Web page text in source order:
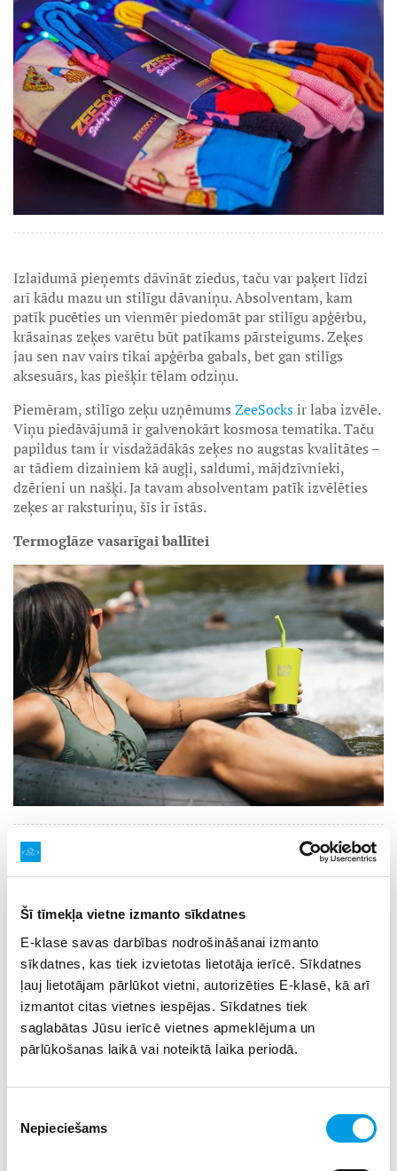
Šī tīmekļa vietne izmanto sīkdatnes
E-klase savas darbības nodrošināšanai izmanto
sīkdatnes, kas tiek izvietotas lietotāja ierīcē. Sīkdatnes
ļauj lietotājam pārlūkot vietni, autorizēties E-klasē, kā arī
izmantot citas vietnes iespējas. Sīkdatnes tiek
saglabātas Jūsu ierīcē vietnes apmeklējuma un
pārlūkošanas laikā vai noteiktā laika periodā.
izvēle
Nepieciešams
Izlaidumā pieņemts dāvināt ziedus, taču var paķert līdzi
arī kādu mazu un stilīgu dāvaniņu. Absolventam, kam
patīk pucēties un vienmēr piedomāt par stilīgu apģērbu,
krāsainas zeķes varētu būt patīkams pārsteigums. Zeķes
jau sen nav vairs tikai apģērba gabals, bet gan stilīgs
aksesuārs, kas piešķir tēlam odziņu.
Piemēram, stilīgo zeķu uzņēmums ZeeSocksir laba izvēle.
Viņu piedāvājumā ir galvenokārt kosmosa tematika. Taču
papildus tam ir visdažādākās zeķes no augstas kvalitātes –
ar tādiem dizainiem kā augļi, saldumi, mājdzīvnieki,
dzērieni un našķi. Ja tavam absolventam patīk izvēlēties
zeķes ar raksturiņu, šīs ir īstās.
Termoglāze vasarīgai ballītei
Pēc izlaiduma beidzot pienāks laiks kārtīgi pasvinēt un
dažu soļu attālumā, tad vispatīkamākās būs tās ballītes,
kas notiks dabā. Līdz ar to laba dāvana, kas būs noderīga
un arī stilīga, ir termoglāze ar salmiņu.
Ilgtspējīgas termoglāzes ir labs veids, kā ikdienā
parūpēties par dabas saudzēšanu. Turklāt no tām
padzerties ir daudz patīkamāk, jo dzēriens temperatūra
ilgstoši saglabāsies atspirdzinoši vēsa. Ja izvēlētā
termoglāze būs ar pievienotu salmiņu, tad arī padzeršanās
Elektriskais skrejritenis